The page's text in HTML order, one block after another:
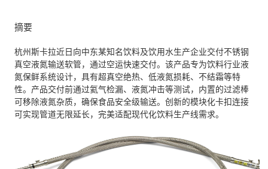
摘要
杭州斯卡拉近日向中东某知名饮料及饮用水生产企业交付不锈钢
真空液氮输送软管，通过空运快速交付。该产品专为饮料行业液
氮保鲜系统设计，具有超真空绝热、低液氮损耗、不结霜等特
性。产品交付前通过氦气检漏、液氮冲击等测试，内置的过滤棒
可移除液氮杂质，确保食品安全级输送。创新的模块化卡扣连接
可实现管道无限延长，完美适配现代化饮料生产线需求。